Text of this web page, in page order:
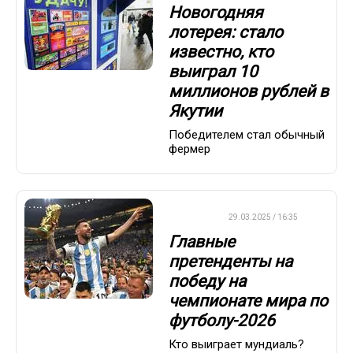
Новогодняя
лотерея: стало
известно, кто
выиграл 10
миллионов рублей в
Якутии
Победителем стал обычный
фермер
29.03.2025 / 16:35
Главные
претенденты на
победу на
чемпионате мира по
футболу-2026
Кто выиграет мундиаль?